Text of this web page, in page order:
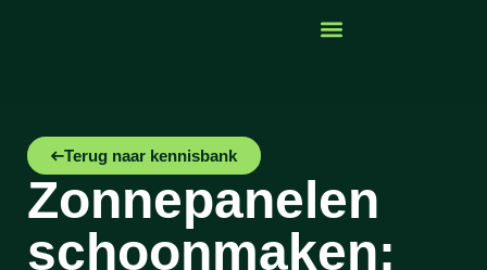
Terug naar kennisbank
Zonnepanelen
schoonmaken: